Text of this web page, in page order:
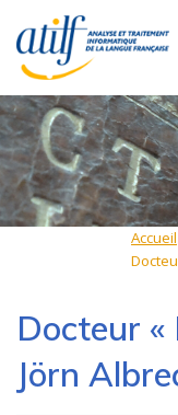
content
Accueil
Docteur «
Jörn